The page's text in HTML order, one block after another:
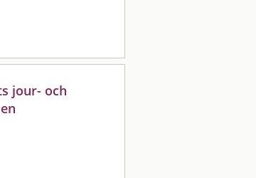
jour- och